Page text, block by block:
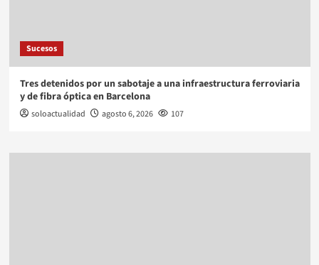
Sucesos
Tres detenidos por un sabotaje a una infraestructura ferroviaria
y de fibra óptica en Barcelona
soloactualidad agosto 6, 2026 107